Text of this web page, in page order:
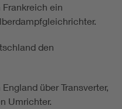
Frankreich ein
den
über Transverter,
Umrichter.